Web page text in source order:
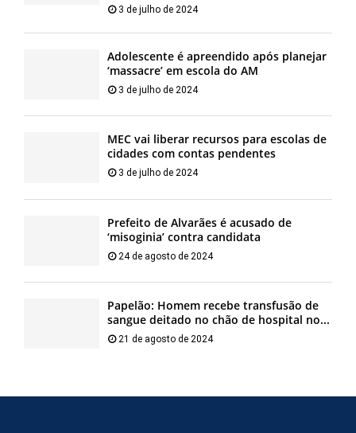
3 de julho de 2024
Adolescente é apreendido após planejar
‘massacre’ em escola do AM
3 de julho de 2024
MEC vai liberar recursos para escolas de
cidades com contas pendentes
3 de julho de 2024
Prefeito de Alvarães é acusado de
‘misoginia’ contra candidata
24 de agosto de 2024
Papelão: Homem recebe transfusão de
sangue deitado no chão de hospital no...
21 de agosto de 2024